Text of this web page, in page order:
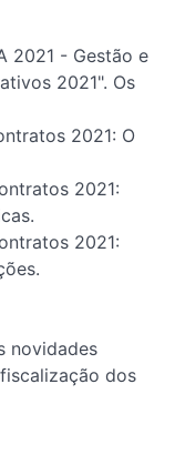
2021 - Gestão e
2021". Os
2021: O
2021:
2021:
novidades
dos